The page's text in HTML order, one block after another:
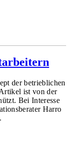
der betrieblichen
ist von der
Bei Interesse
Harro